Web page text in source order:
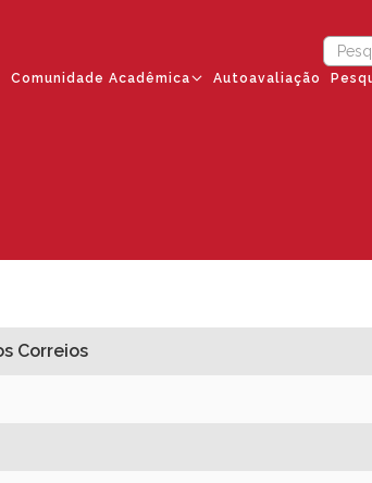
Comunidade Acadêmica Autoavaliação
Correios